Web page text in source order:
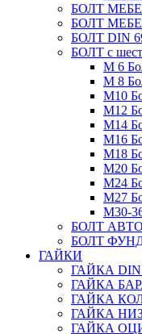
БОЛТ
БОЛТ
БОЛТ DIN
БОЛТ с
М 6
М 8
М10
М12
М14
М16
М18
М20
М24
М27
М30-
БОЛТ
БОЛТ
ГАЙКИ
ГАЙКА
ГАЙКА
ГАЙКА
ГАЙКА
ГАЙКА